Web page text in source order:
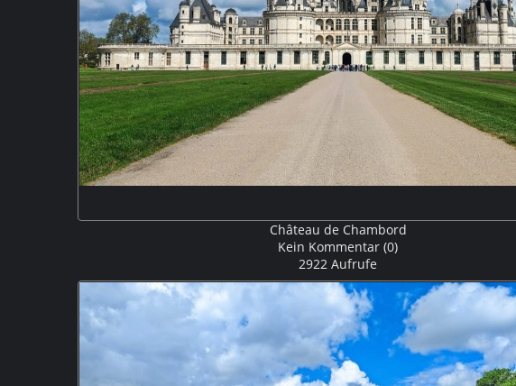
Château de Chambord
Kein Kommentar (0)
2922 Aufrufe
Das Schloss Chambord ist das größte Schloss des Loiretales. Der
in der ersten Hälfte des 16. Jahrhunderts unter König Franz I. als Prunk-
bei Chambord errichtet und gilt als das prächtigste aller